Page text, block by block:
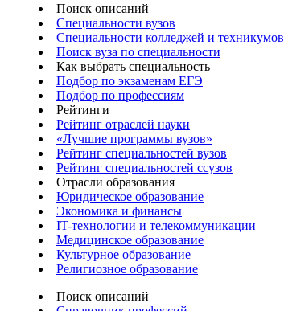
Поиск описаний
Специальности вузов
Специальности колледжей и техникумов
Поиск вуза по специальности
Как выбрать специальность
Подбор по экзаменам ЕГЭ
Подбор по профессиям
Рейтинги
Рейтинг отраслей науки
«Лучшие программы вузов»
Рейтинг специальностей вузов
Рейтинг специальностей ссузов
Отрасли образования
Юридическое образование
Экономика и финансы
IT-технологии и телекоммуникации
Медицинское образование
Культурное образование
Религиозное образование
Поиск описаний